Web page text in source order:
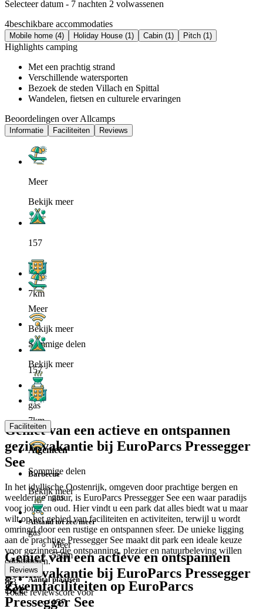
Selecteer datum - 7 nachten 2 volwassenen
4beschikbare accommodaties
Mobile home (4) Holiday House (1) Cabin (1) Pitch (1)
Highlights camping
Met een prachtig strand
Verschillende watersporten
Bezoek de steden Villach en Spittal
Wandelen, fietsen en culturele ervaringen
Beoordelingen over Allcamps
Informatie Faciliteiten Reviews
Meer
Bekijk meer
157
7km
Sommige delen
Bekijk meer
gas
Geniet van een actieve en ontspannen
gezinsvakantie bij EuroParcs Pressegger
See
In het idyllische Oostenrijk, omgeven door prachtige bergen en
weelderige natuur, is EuroParcs Pressegger See een waar paradijs
voor jong en oud. Hier vindt u een park dat alles biedt wat u maar
wilt op het gebied van faciliteiten en activiteiten, terwijl u wordt
omringd door een rustige en ontspannen sfeer. De unieke ligging
aan de prachtige Pressegger See maakt dit park een ideale keuze
voor gezinnen die ontspanning, plezier en natuurbeleving willen
combineren.
Zwemfaciliteiten op EuroParcs
Pressegger See
Meer
Bekijk meer
157
7km
Sommige delen
Bekijk meer
gas
Geniet van een actieve en ontspannen
gezinsvakantie bij EuroParcs Pressegger
See
Faciliteiten
Algemeen
Barbecue
gas
Afstand tot zee/meer
Meer
550m
Aantal plaatsen
157
Reviews
8.3
Totale reviewscore voor